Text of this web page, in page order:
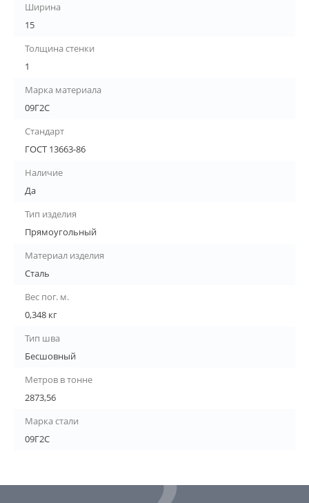
Ширина
15
Толщина стенки
1
Марка материала
09Г2С
Стандарт
ГОСТ 13663-86
Наличие
Да
Тип изделия
Прямоугольный
Материал изделия
Сталь
Вес пог. м.
0,348 кг
Тип шва
Бесшовный
Метров в тонне
2873,56
Марка стали
09Г2С